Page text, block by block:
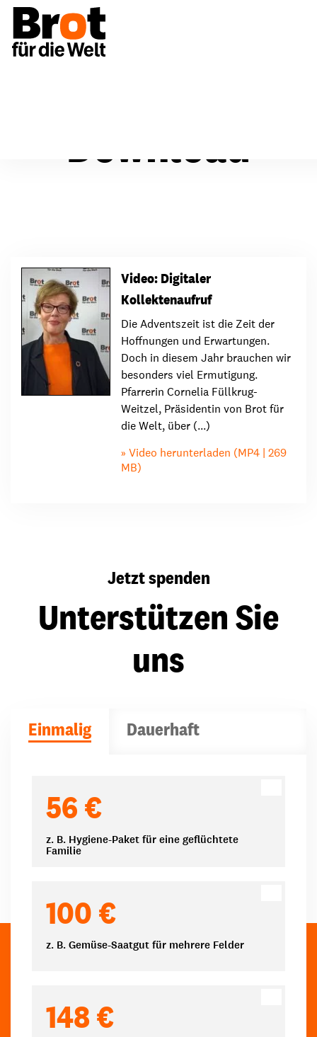
Download
Video: Digitaler
Kollektenaufruf
Die Adventszeit ist die Zeit der
Hoffnungen und Erwartungen.
Doch in diesem Jahr brauchen wir
besonders viel Ermutigung.
Pfarrerin Cornelia Füllkrug-
Weitzel, Präsidentin von Brot für
die Welt, über (...)
Video herunterladen (MP4 | 269
MB)
Jetzt spenden
Unterstützen Sie
uns
Einmalig Dauerhaft
56 €
z. B. Hygiene-Paket für eine geflüchtete
Familie
100 €
z. B. Gemüse-Saatgut für mehrere Felder
148 €